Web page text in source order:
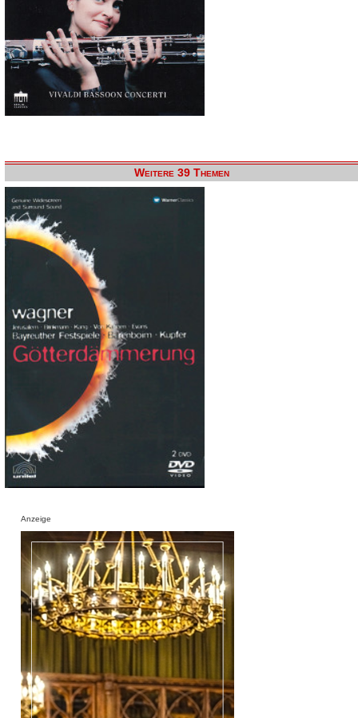
Weitere 39 Themen
Anzeige